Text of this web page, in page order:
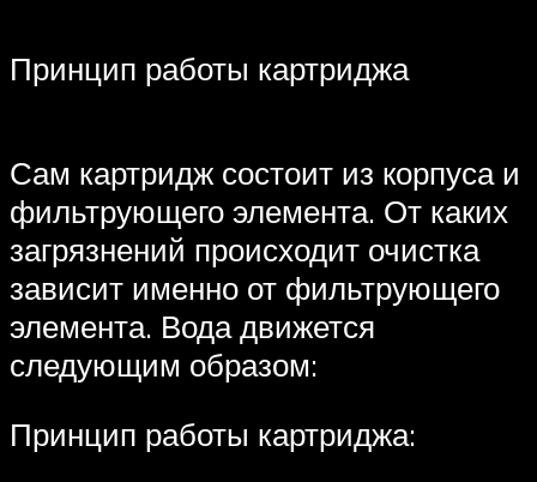
Принцип работы картриджа
Сам картридж состоит из корпуса и
фильтрующего элемента. От каких
загрязнений происходит очистка
зависит именно от фильтрующего
элемента. Вода движется
следующим образом:
Принцип работы картриджа: